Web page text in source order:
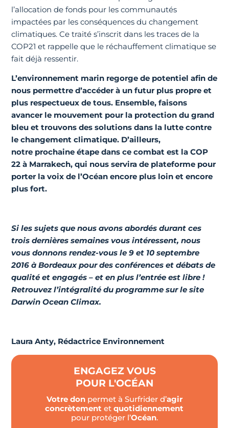
l’allocation de fonds pour les communautés
impactées par les conséquences du changement
climatiques. Ce traité s’inscrit dans les traces de la
COP21 et rappelle que le réchauffement climatique se
fait déjà ressentir.
L’environnement marin regorge de potentiel afin de
nous permettre d’accéder à un futur plus propre et
plus respectueux de tous. Ensemble, faisons
avancer le mouvement pour la protection du grand
bleu et trouvons des solutions dans la lutte contre
le changement climatique. D’ailleurs,
notre prochaine étape dans ce combat est la COP
22 à Marrakech, qui nous servira de plateforme pour
porter la voix de l’Océan encore plus loin et encore
plus fort.
Si les sujets que nous avons abordés durant ces
trois dernières semaines vous intéressent, nous
vous donnons rendez-vous le 9 et 10 septembre
2016 à Bordeaux pour desconférences et débats de
qualité et engagés – et en plus l’entrée est libre !
Retrouvez l’intégralité du programme sur le site
Darwin Ocean Climax.
Laura Anty, Rédactrice Environnement
ENGAGEZ VOUS
POUR L'OCÉAN
Votre donpermet à Surfrider d’agir
concrètement etquotidiennement
pour protéger l’Océan.